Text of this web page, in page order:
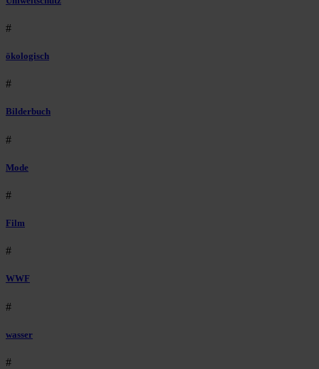
#
ökologisch
#
Bilderbuch
#
Mode
#
Film
#
WWF
#
wasser
#